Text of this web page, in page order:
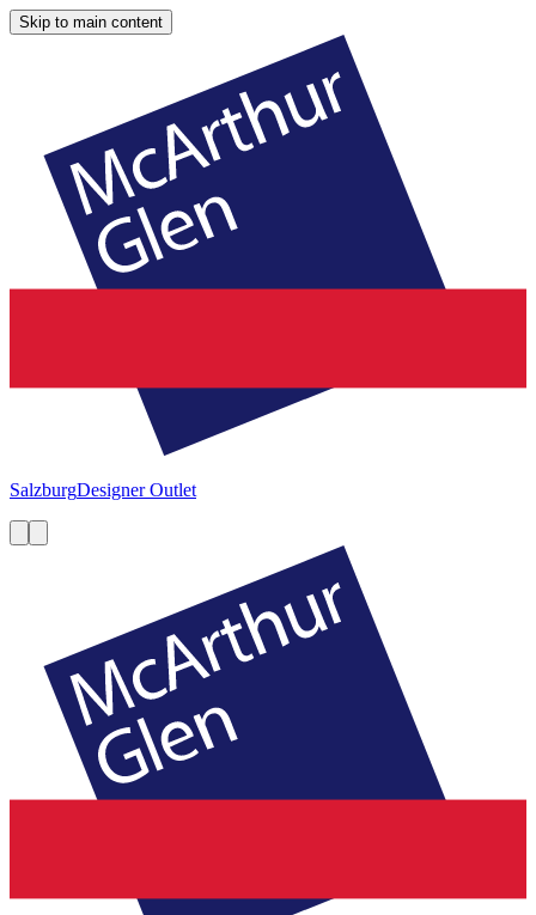
Skip to main content
SalzburgDesigner Outlet